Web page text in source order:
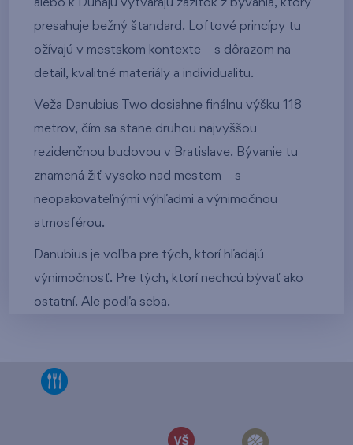
alebo k Dunaju vytvárajú zážitok z bývania, ktorý
presahuje bežný štandard. Loftové princípy tu
ožívajú v mestskom kontexte – s dôrazom na
detail, kvalitné materiály a individualitu.
Veža Danubius Two dosiahne finálnu výšku 118
metrov, čím sa stane druhou najvyššou
rezidenčnou budovou v Bratislave. Bývanie tu
znamená žiť vysoko nad mestom – s
neopakovateľnými výhľadmi a výnimočnou
atmosférou.
Danubius je voľba pre tých, ktorí hľadajú
výnimočnosť. Pre tých, ktorí nechcú bývať ako
ostatní. Ale podľa seba.